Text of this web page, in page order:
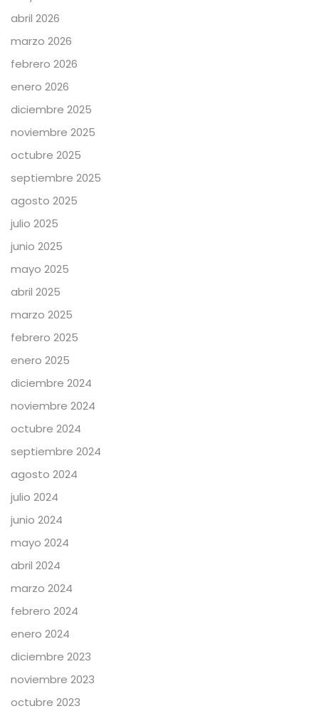
abril 2026
marzo 2026
febrero 2026
enero 2026
diciembre 2025
noviembre 2025
octubre 2025
septiembre 2025
agosto 2025
julio 2025
junio 2025
mayo 2025
abril 2025
marzo 2025
febrero 2025
enero 2025
diciembre 2024
noviembre 2024
octubre 2024
septiembre 2024
agosto 2024
julio 2024
junio 2024
mayo 2024
abril 2024
marzo 2024
febrero 2024
enero 2024
diciembre 2023
noviembre 2023
octubre 2023